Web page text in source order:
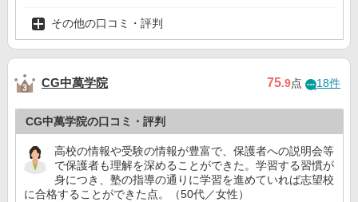
その他の口コミ・評判
CG中萬学院 75.9点 18件
CG中萬学院の口コミ・評判
高校の情報や受験の情報が豊富で、保護者への説明会等
で保護者も理解を深めることができた。学習する習慣が
身につき、塾の指導の通りに学習を進めていれば志望校
に合格することができた点。（50代／女性）